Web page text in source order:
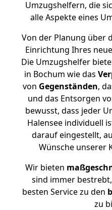
Umzugshelfern, die
alle Aspekte eines
Von der Planung über
Einrichtung Ihres
Die Umzugshelfer
in Bochum wie das
von Gegenständen,
und das Entsorgen
bewusst, dass jeder
Halensee individuell
darauf eingestellt,
Wünsche unserer
Wir bieten
sind immer
besten Service zu den
zu